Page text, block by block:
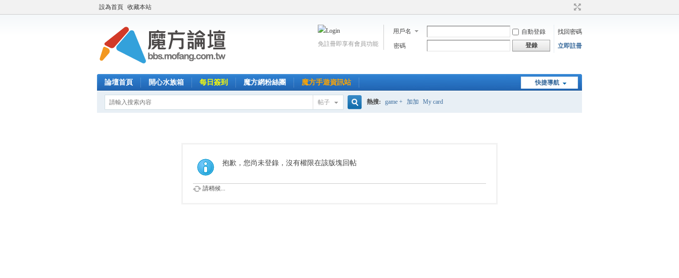
設為首頁 收藏本站
用戶名 自動登錄
找回密碼
密碼
登錄 立即註冊
免註冊即享有會員功能
快捷導航
論壇首頁 開心水族箱 每日簽到 魔方網粉絲團 魔方手遊資訊站
帖子
索
熱搜: game + 加加 My card
抱歉，您尚未登錄，沒有權限在該版塊回帖
請稍候...